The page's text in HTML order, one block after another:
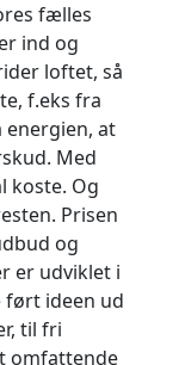
fælles
ind og
loftet, så
f.eks fra
energien, at
Med
koste. Og
Prisen
og
er udviklet i
ført ideen ud
til fri
omfattende